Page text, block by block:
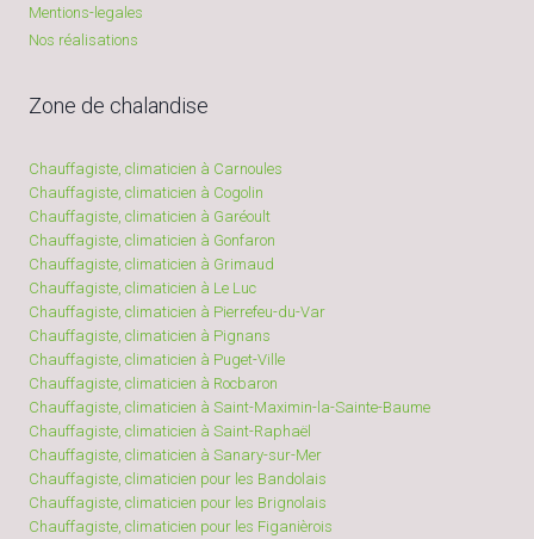
Mentions-legales
Nos réalisations
Zone de chalandise
Chauffagiste, climaticien à Carnoules
Chauffagiste, climaticien à Cogolin
Chauffagiste, climaticien à Garéoult
Chauffagiste, climaticien à Gonfaron
Chauffagiste, climaticien à Grimaud
Chauffagiste, climaticien à Le Luc
Chauffagiste, climaticien à Pierrefeu-du-Var
Chauffagiste, climaticien à Pignans
Chauffagiste, climaticien à Puget-Ville
Chauffagiste, climaticien à Rocbaron
Chauffagiste, climaticien à Saint-Maximin-la-Sainte-Baume
Chauffagiste, climaticien à Saint-Raphaël
Chauffagiste, climaticien à Sanary-sur-Mer
Chauffagiste, climaticien pour les Bandolais
Chauffagiste, climaticien pour les Brignolais
Chauffagiste, climaticien pour les Figanièrois